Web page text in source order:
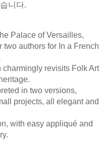
니다.
Palace of Versailles,
authors for In a French
revisits Folk Art
in two versions,
projects, all elegant and
with easy appliqué and